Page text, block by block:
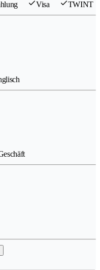
Visa TWINT